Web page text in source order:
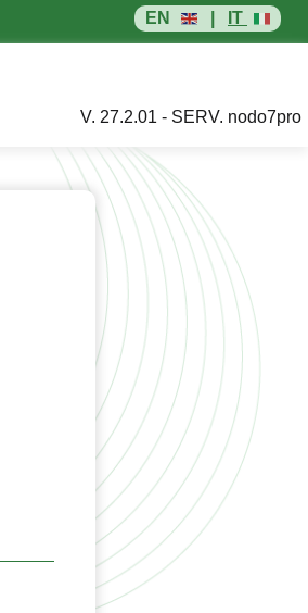
EN IT
V. 27.2.01 - SERV. nodo7pro